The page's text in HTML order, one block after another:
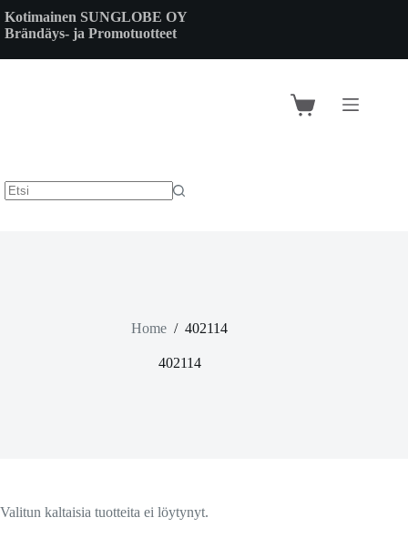
to
content
Kotimainen SUNGLOBE OY
Brändäys- ja Promotuotteet
Shopping
Home / 402114
402114
Valitun kaltaisia tuotteita ei löytynyt.